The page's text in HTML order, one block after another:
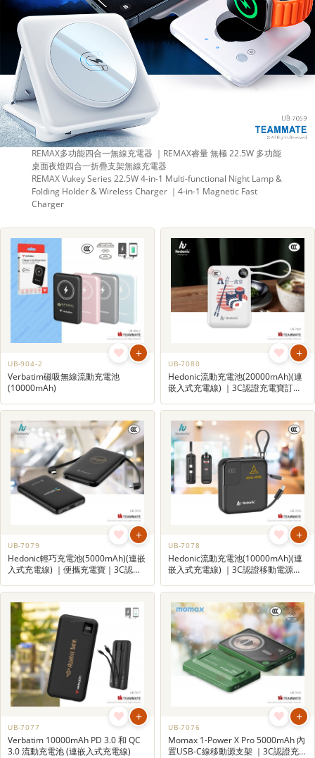
REMAX多功能四合一無線充電器 ｜REMAX睿量 無極 22.5W 多功能
桌面夜燈四合一折疊支架無線充電器
REMAX Vukey Series 22.5W 4-in-1 Multi-functional Night Lamp &
Folding Holder & Wireless Charger ｜4-in-1 Magnetic Fast
Charger
+
UB-904-2
Verbatim磁吸無線流動充電池
(10000mAh)
+
UB-7080
Hedonic流動充電池(20000mAh)(連
嵌入式充電線) ｜3C認證充電寶訂製
+
UB-7079
Hedonic輕巧充電池(5000mAh)(連嵌
入式充電線) ｜便攜充電寶｜3C認證
+
UB-7078
Hedonic流動充電池(10000mAh)(連
嵌入式充電線) ｜3C認證移動電源｜
+
UB-7077
Verbatim 10000mAh PD 3.0 和 QC
3.0 流動充電池 (連嵌入式充電線)
+
UB-7076
Momax 1-Power X Pro 5000mAh 內
置USB-C線移動源支架 ｜3C認證充電